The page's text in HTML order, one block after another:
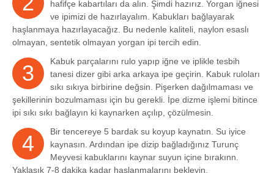
hafifçe kabartıları da alın. Şimdi hazırız. Yorgan iğnesi
ve ipimizi de hazırlayalım. Kabukları bağlayarak
haşlanmaya hazırlayacağız. Bu nedenle kaliteli, naylon esaslı
olmayan, sentetik olmayan yorgan ipi tercih edin.
3
Kabuk parçalarını rulo yapıp iğne ve iplikle tesbih
tanesi dizer gibi arka arkaya ipe geçirin. Kabuk ruloları
sıkı sıkıya birbirine değsin. Pişerken dağılmaması ve
şekillerinin bozulmaması için bu gerekli. İpe dizme işlemi bitince
ipi sıkı sıkı bağlayın ki kaynarken açılıp, çözülmesin.
4
Bir tencereye 5 bardak su koyup kaynatın. Su iyice
kaynasın. Ardından ipe dizip bağladığınız Turunç
Meyvesi kabuklarını kaynar suyun içine bırakınn.
Yaklaşık 7-8 dakika kadar haşlanmalarını bekleyin.